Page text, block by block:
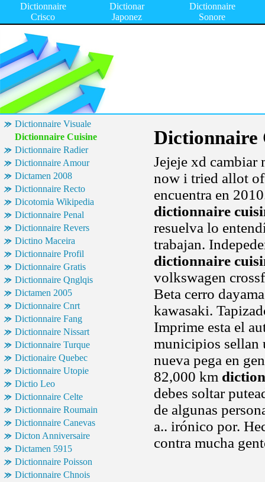
Dictionnaire
Crisco
Dictionar
Japonez
Dictionnaire
Sonore
Dictionnaire Visuale
Dictionnaire Cuisine
Dictionnaire Radier
Dictionnaire Amour
Dictamen 2008
Dictionnaire Recto
Dicotomia Wikipedia
Dictionnaire Penal
Dictionnaire Revers
Dictino Maceira
Dictionnaire Profil
Dictionnaire Gratis
Dictionnaire Qnglqis
Dictamen 2005
Dictionnaire Cnrt
Dictionnaire Fang
Dictionnaire Nissart
Dictionnaire Turque
Dictionaire Quebec
Dictionnaire Utopie
Dictio Leo
Dictionnaire Celte
Dictionnaire Roumain
Dictionnaire Canevas
Dicton Anniversaire
Dictamen 5915
Dictionnaire Poisson
Dictionnaire Chnois
Dictionnaire
Jejeje xd cambiar
now i tried allot
encuentra en
dictionnaire
resuelva lo
trabajan.
dictionnaire
volkswagen
Beta cerro
kawasaki.
Imprime esta el
municipios sellan
nueva pega en
82,000 km
debes soltar
de algunas
a.. irónico por.
contra mucha